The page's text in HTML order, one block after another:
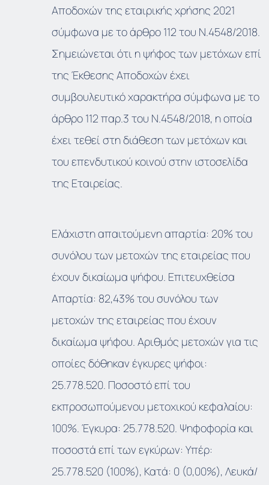
Αποδοχών της εταιρικής χρήσης 2021
σύμφωνα με το άρθρο 112 του Ν.4548/2018.
Σημειώνεται ότι η ψήφος των μετόχων επί
της Έκθεσης Αποδοχών έχει
συμβουλευτικό χαρακτήρα σύμφωνα με το
άρθρο 112 παρ.3 του Ν.4548/2018, η οποία
έχει τεθεί στη διάθεση των μετόχων και
του επενδυτικού κοινού στην ιστοσελίδα
της Εταιρείας.
Ελάχιστη απαιτούμενη απαρτία: 20% του
συνόλου των μετοχών της εταιρείας που
έχουν δικαίωμα ψήφου. Επιτευχθείσα
Απαρτία: 82,43% του συνόλου των
μετοχών της εταιρείας που έχουν
δικαίωμα ψήφου. Αριθμός μετοχών για τις
οποίες δόθηκαν έγκυρες ψήφοι:
25.778.520. Ποσοστό επί του
εκπροσωπούμενου μετοχικού κεφαλαίου:
100%. Έγκυρα: 25.778.520. Ψηφοφορία και
ποσοστά επί των εγκύρων: Υπέρ:
25.778.520 (100%), Κατά: 0 (0,00%), Λευκά/